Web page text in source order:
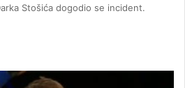
Stošića dogodio se incident.